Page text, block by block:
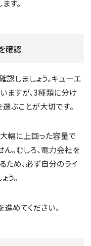
す。
確認
認しましょう。キューエ
ますが、3種類に分け
ぶことが大切です。
幅に上回った容量で
。むしろ、電力会社を
ため、必ず自分のライ
う。
めてください。